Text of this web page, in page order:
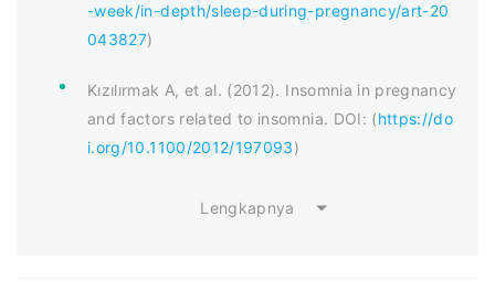
-week/in-depth/sleep-during-pregnancy/art-20
043827)
Kızılırmak A, et al. (2012). Insomnia in pregnancy
and factors related to insomnia. DOI: (https://do
i.org/10.1100/2012/197093)
Lengkapnya